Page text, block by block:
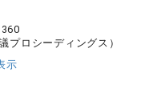
プロシーディングス）
示